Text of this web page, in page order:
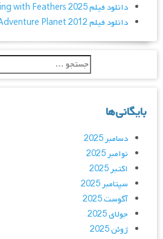
دانلود فیلم The Thing with Feathers 2025
دانلود فیلم Adventure Planet 2012
بایگانی‌ها
دسامبر 2025
نوامبر 2025
اکتبر 2025
سپتامبر 2025
آگوست 2025
جولای 2025
ژوئن 2025